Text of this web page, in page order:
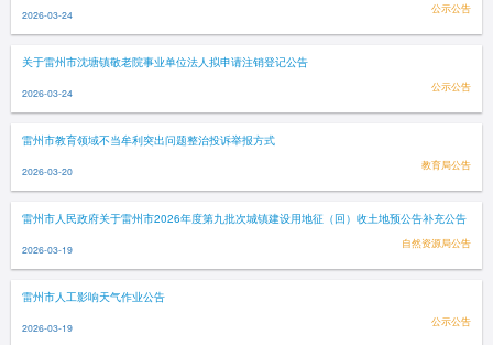
2026-03-24 公示公告
关于雷州市沈塘镇敬老院事业单位法人拟申请注销登记公告
2026-03-24 公示公告
雷州市教育领域不当牟利突出问题整治投诉举报方式
2026-03-20 教育局公告
雷州市人民政府关于雷州市2026年度第九批次城镇建设用地征（回）收土地预公告补充公告
2026-03-19 自然资源局公告
雷州市人工影响天气作业公告
2026-03-19 公示公告